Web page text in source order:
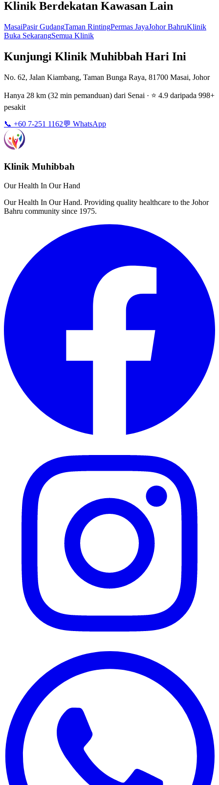
Klinik Berdekatan Kawasan Lain
MasaiPasir GudangTaman RintingPermas JayaJohor BahruKlinik
Buka SekarangSemua Klinik
Kunjungi Klinik Muhibbah Hari Ini
No. 62, Jalan Kiambang, Taman Bunga Raya, 81700 Masai, Johor
Hanya 28 km (32 min pemanduan) dari Senai · ⭐ 4.9 daripada 998+
pesakit
📞 +60 7-251 1162💬 WhatsApp
Klinik Muhibbah
Our Health In Our Hand
Our Health In Our Hand. Providing quality healthcare to the Johor
Bahru community since 1975.